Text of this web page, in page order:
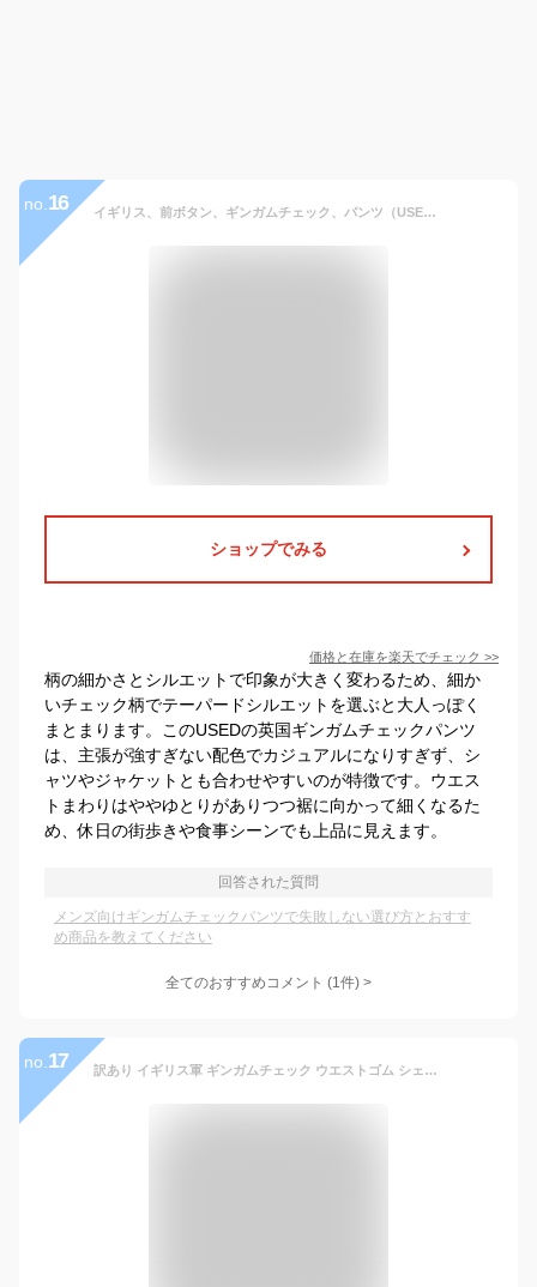
no. 16 イギリス、前ボタン、ギンガムチェック、パンツ（USED）208UB-
ショップでみる
価格と在庫を楽天でチェック >>
柄の細かさとシルエットで印象が大きく変わるため、細か
いチェック柄でテーパードシルエットを選ぶと大人っぽく
まとまります。このUSEDの英国ギンガムチェックパンツ
は、主張が強すぎない配色でカジュアルになりすぎず、シ
ャツやジャケットとも合わせやすいのが特徴です。ウエス
トまわりはややゆとりがありつつ裾に向かって細くなるた
め、休日の街歩きや食事シーンでも上品に見えます。
回答された質問
メンズ向けギンガムチェックパンツで失敗しない選び方とおすす
め商品を教えてください
全てのおすすめコメント (1件) >
no. 17 訳あり イギリス軍 ギンガムチェック ウエストゴム シェフパンツ USED 208UD-